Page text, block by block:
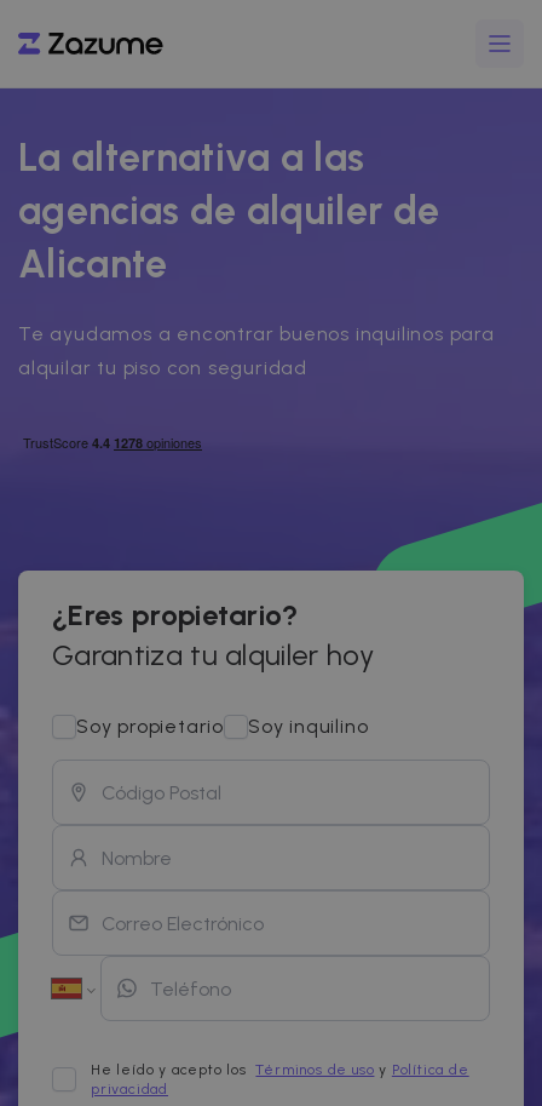
La alternativa a las
agencias de alquiler de
Alicante
Te ayudamos a encontrar buenos inquilinos para
alquilar tu piso con seguridad
¿Eres propietario?
Garantiza tu alquiler hoy
Soy propietario Soy inquilino
He leído y acepto los Términos de uso y Política de
privacidad